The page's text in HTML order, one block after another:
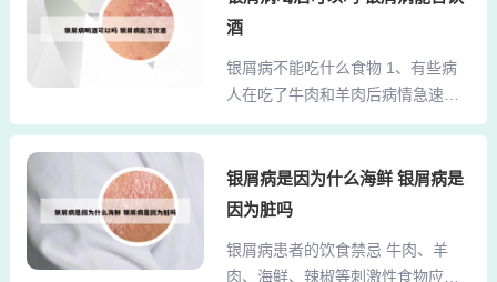
整也是关键。患者应当保持饮食的
烟、忌酒。建议多食用豆类、粗
粮、新鲜蔬菜和水果等食品，...
用。某些水果和蔬菜：如草莓、番
物，可能对某些银屑病患者造成皮
肤刺激，引发或加重症状。2、银屑
病患者在饮食上应避免以下食物：
姜、蒜等，这些食物可能刺激皮
肤，加重病情。鱼虾等海鲜类：海
银屑病患者来说，可能诱发或加重
酒
银屑病不能吃什么食物 1、有些病
人在吃了牛肉和羊肉后病情急速恶
化，不适合吃牛肉和羊肉，有些病
能会变严重的。2、银屑病不能吃的
食物主要包括以下几类：发物：如
可能会对皮肤造成不利影响，甚至
银屑病是因为什么海鲜 银屑病是
因为脏吗
银屑病患者的饮食禁忌 牛肉、羊
肉、海鲜、辣椒等刺激性食物应避